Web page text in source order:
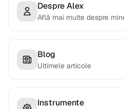
Despre Alex
Află mai multe despre
Blog
Ultimele articole
Instrumente